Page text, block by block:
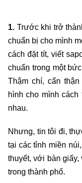
1. Trước khi trở
chuẩn bị cho mình
cách đặt tít, viết
chuẩn trong một
Thậm chí, cẩn
hình cho mình
nhau.
Nhưng, tin tôi đi,
tại các tỉnh miền
thuyết, với bàn
trong thành phố.